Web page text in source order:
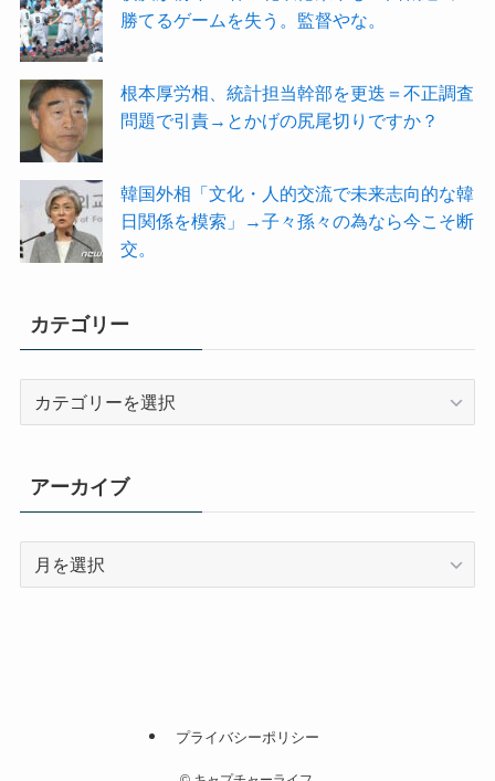
勝てるゲームを失う。監督やな。
根本厚労相、統計担当幹部を更迭＝不正調査
問題で引責→とかげの尻尾切りですか？
韓国外相「文化・人的交流で未来志向的な韓
日関係を模索」→子々孫々の為なら今こそ断
交。
カテゴリー
ー
アーカイブ
プライバシーポリシー